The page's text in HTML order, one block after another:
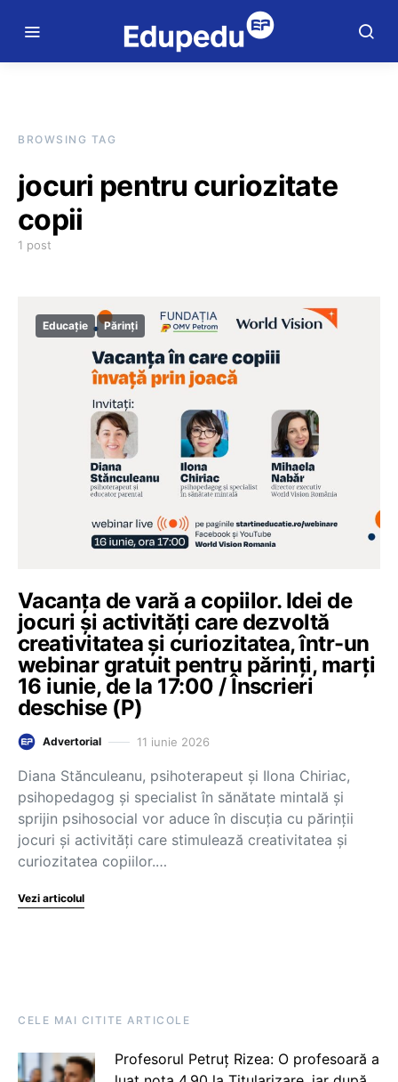
BROWSING TAG
jocuri pentru curiozitate
copii
1 post
Educație Părinți
Vacanța de vară a copiilor. Idei de
jocuri și activități care dezvoltă
creativitatea și curiozitatea, într-un
webinar gratuit pentru părinți, marți
16 iunie, de la 17:00 / Înscrieri
deschise (P)
Advertorial 11 iunie 2026
Diana Stănculeanu, psihoterapeut și Ilona Chiriac,
psihopedagog și specialist în sănătate mintală și
sprijin psihosocial vor aduce în discuția cu părinții
jocuri și activități care stimulează creativitatea și
curiozitatea copiilor.…
Vezi articolul
CELE MAI CITITE ARTICOLE
Profesorul Petruț Rizea: O profesoară a